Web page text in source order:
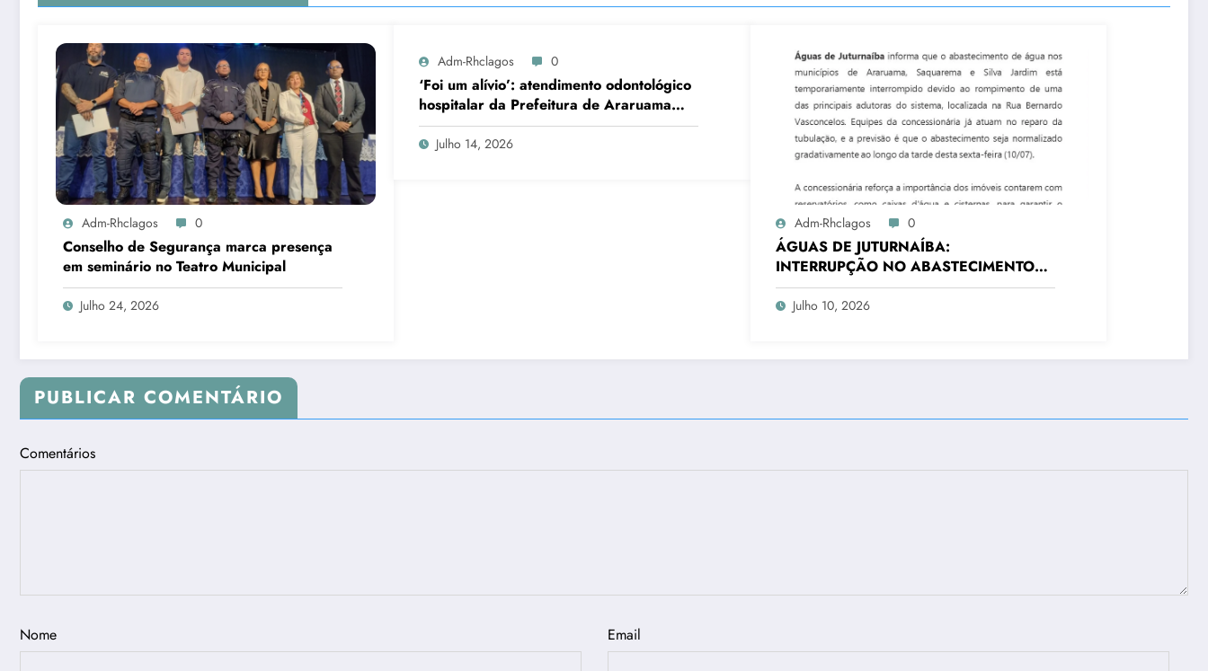
Adm-Rhclagos 0
Conselho de Segurança marca presença
em seminário no Teatro Municipal
Julho 24, 2026
Adm-Rhclagos 0
‘Foi um alívio’: atendimento odontológico
hospitalar da Prefeitura de Araruama
transforma rotina de famílias atípicas
Julho 14, 2026
Adm-Rhclagos 0
ÁGUAS DE JUTURNAÍBA:
INTERRUPÇÃO NO ABASTECIMENTO
EM TRÊS CIDADES
Julho 10, 2026
PUBLICAR COMENTÁRIO
Comentários
Nome Email